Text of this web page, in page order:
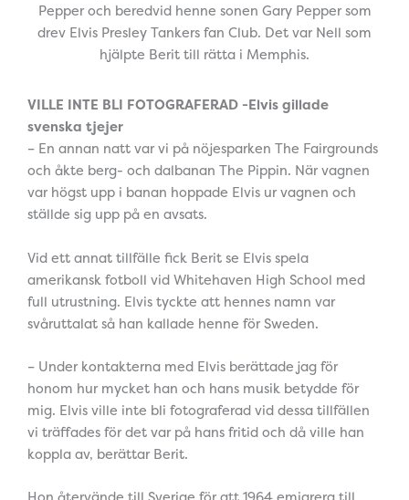
Pepper och beredvid henne sonen Gary Pepper som
drev Elvis Presley Tankers fan Club. Det var Nell som
hjälpte Berit till rätta i Memphis.
VILLE INTE BLI FOTOGRAFERAD -Elvis gillade
svenska tjejer
– En annan natt var vi på nöjesparken The Fairgrounds
och åkte berg- och dalbanan The Pippin. När vagnen
var högst upp i banan hoppade Elvis ur vagnen och
ställde sig upp på en avsats.
Vid ett annat tillfälle fick Berit se Elvis spela
amerikansk fotboll vid Whitehaven High School med
full utrustning. Elvis tyckte att hennes namn var
svåruttalat så han kallade henne för Sweden.
– Under kontakterna med Elvis berättade jag för
honom hur mycket han och hans musik betydde för
mig. Elvis ville inte bli fotograferad vid dessa tillfällen
vi träffades för det var på hans fritid och då ville han
koppla av, berättar Berit.